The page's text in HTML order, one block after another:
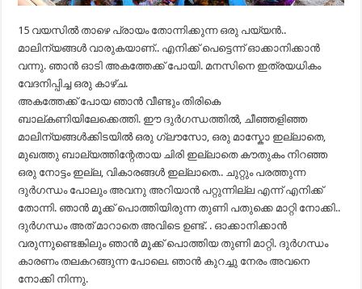
15 വയസിൽ താഴെ പ്രായം തോന്നിക്കുന്ന ഒരു പയ്യൻ..
മാലിന്യങ്ങൾ വാരുകയാണ്.. എനിക്ക് പെട്ടെന്ന് ഓക്കാനിക്കാൻ
വന്നു. ഞാൻ ഓടി അകത്തേക്ക് പോയി. മനസിനെ ഇത്രയധികം
വേദനിപ്പിച്ച ഒരു കാഴ്ച.
അകത്തേക്ക് പോയ ഞാൻ വീണ്ടും തിരികെ
ബാല്കണിയിലേക്കെത്തി. ഈ ദുർഗന്ധത്തിൽ, ചീഞ്ഞളിഞ്ഞ
മാലിന്യങ്ങൾക്കിടയിൽ ഒരു ഗ്ലൗസോ, ഒരു മാസ്കോ ഇല്ലാതെ,
മുഖത്തു ബാല്യത്തിന്റേതായ ചിരി ഇല്ലാതെ കൗതുകം നിറഞ്ഞ
ഒരു നോട്ടം ഇല്ല, വികാരങ്ങൾ ഇല്ലാതെ.. ചുറ്റും പരത്തുന്ന
ദുർഗന്ധം പോലും അവനു അറിയാൻ പറ്റുന്നില്ല എന്ന് എനിക്ക്
തോന്നി. ഞാൻ മൂക്ക് പൊത്തിയിരുന്ന തുണി പതുക്കെ മാറ്റി നോക്കി..
ദുർഗന്ധം അത് മാറാതെ അവിടെ ഉണ്ട്. . ഓക്കാനിക്കാൻ
വരുന്നുണ്ടെങ്കിലും ഞാൻ മൂക്ക് പൊത്തിയ തുണി മാറ്റി. ദുർഗന്ധം
കാരണം തലകറങ്ങുന്ന പോലെ. ഞാൻ കുറച്ചു നേരം അവനെ
നോക്കി നിന്നു.